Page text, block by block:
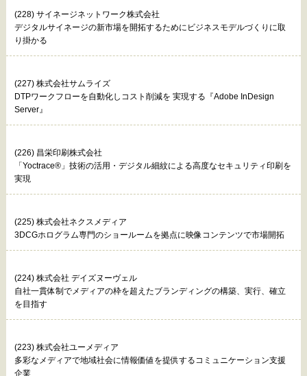
(228) サイネージネットワーク株式会社
デジタルサイネージの新市場を開拓するためにビジネスモデルづくりに取
り掛かる
(227) 株式会社サムライズ
DTPワークフローを自動化しコスト削減を 実現する『Adobe InDesign
Server』
(226) 昌栄印刷株式会社
「Yoctrace®」技術の活用・デジタル細紋による高度なセキュリティ印刷を
実現
(225) 株式会社ネクスメディア
3DCGホログラム専門のショールームを拠点に映像コンテンツで市場開拓
(224) 株式会社 デイズヌーヴェル
自社一貫体制でメディアの枠を超えたブランディングの構築、実行、確立
を目指す
(223) 株式会社ユーメディア
多彩なメディアで地域社会に情報価値を提供するコミュニケーション支援
企業